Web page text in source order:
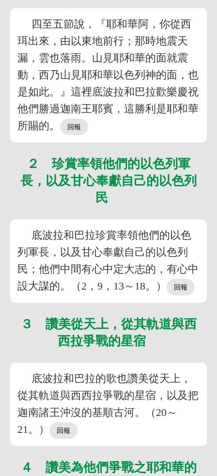
四至五節說，『耶和華阿，你從西
珥出來，由以東地前行；那時地震天
漏，雲也落雨。山見耶和華的面就震
動，西乃山見耶和華以色列神的面，也
是如此。』這裡底波拉和巴拉歡樂慶祝
他們勝過迦南王耶賓，這勝利是耶和華
所賜的。
２ 珍賞率領他們的以色列軍
長，以及甘心奉獻自己的以色列
民
底波拉和巴拉珍賞率領他們的以色
列軍長，以及甘心奉獻自己的以色列
民；他們中間有心中定大志的，有心中
設大謀的。（2，9，13～18。）
３ 讚美從天上，從其軌道與西
西拉爭戰的星宿
底波拉和巴拉的歌也讚美從天上，
從其軌道與西西拉爭戰的星宿，以及把
迦南諸王沖沒的基順古河。（20～
21。）
４ 讚美為他們爭戰之耶和華的